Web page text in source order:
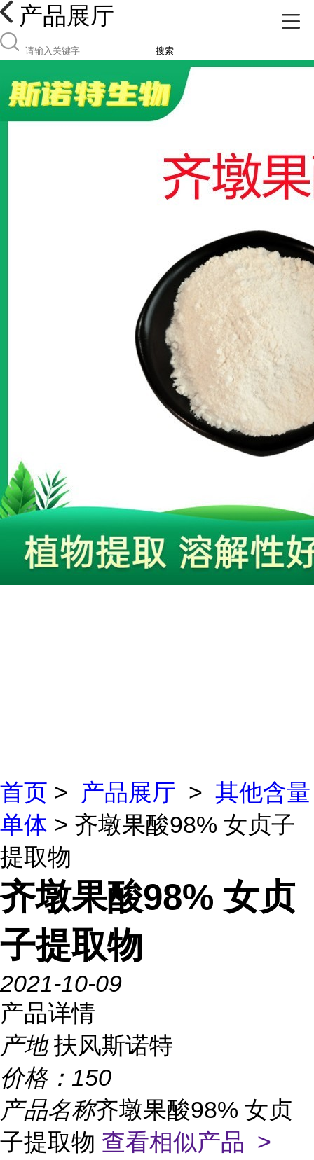
产品展厅
搜索
首页 > 产品展厅 > 其他含量
单体 > 齐墩果酸98% 女贞子
提取物
齐墩果酸98% 女贞
子提取物
2021-10-09
产品详情
产地 扶风斯诺特
价格： 150
产品名称齐墩果酸98% 女贞
子提取物 查看相似产品 >